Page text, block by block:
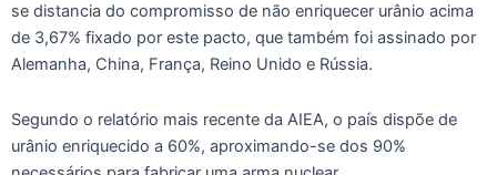
se distancia do compromisso de não enriquecer urânio acima
de 3,67% fixado por este pacto, que também foi assinado por
Alemanha, China, França, Reino Unido e Rússia.
Segundo o relatório mais recente da AIEA, o país dispõe de
urânio enriquecido a 60%, aproximando-se dos 90%